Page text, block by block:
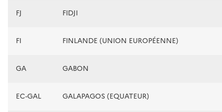
FJ FIDJI
FI FINLANDE (UNION EUROPÉENNE)
GA GABON
EC-GAL GALAPAGOS (EQUATEUR)